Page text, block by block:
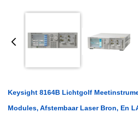
Keysight 8164B Lichtgolf
Modules, Afstembaar Laser Bron, En